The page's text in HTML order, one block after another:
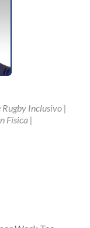
Rugby Inclusivo |
Física |